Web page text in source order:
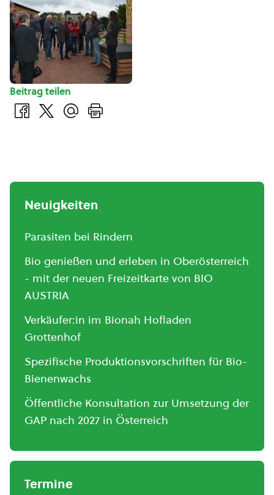
Beitrag teilen
Neuigkeiten
Parasiten bei Rindern
Bio genießen und erleben in Oberösterreich
- mit der neuen Freizeitkarte von BIO
AUSTRIA
Verkäufer:in im Bionah Hofladen
Grottenhof
Spezifische Produktionsvorschriften für Bio-
Bienenwachs
Öffentliche Konsultation zur Umsetzung der
GAP nach 2027 in Österreich
Termine